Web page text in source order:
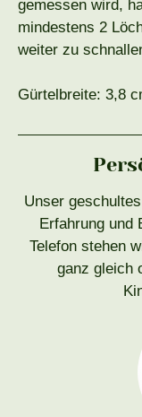
gemessen wird,
mindestens 2
weiter zu
Gürtelbreite: 3,8
Unser
Erfahrung und
Telefon stehen
ganz gleich